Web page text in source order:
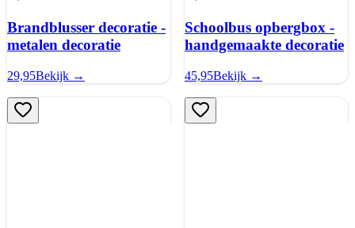
Brandblusser decoratie -
metalen decoratie
29,95Bekijk →
Schoolbus opbergbox -
handgemaakte decoratie
45,95Bekijk →